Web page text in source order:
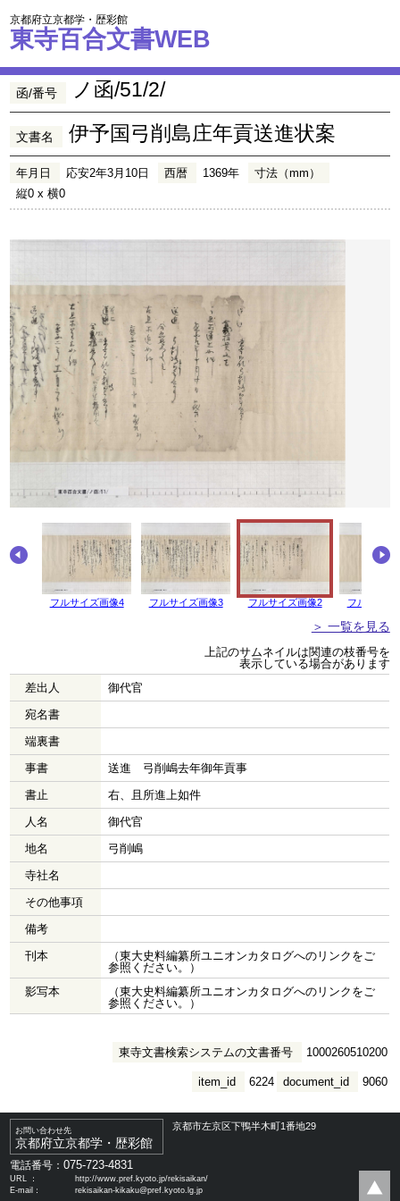
京都府立京都学・歴彩館
東寺百合文書WEB
函/番号 ノ函/51/2/
文書名 伊予国弓削島庄年貢送進状案
年月日 応安2年3月10日 西暦 1369年
寸法（mm）
縦0 x 横0
フルサイズ画像4 フルサイズ画像3 フルサイズ画像2 フルサイズ
＞ 一覧を見る
上記のサムネイルは関連の枝番号を
表示している場合があります
差出人
御代官
宛名書
端裏書
事書
送進 弓削嶋去年御年貢事
書止
右、且所進上如件
人名
御代官
地名
弓削嶋
寺社名
その他事項
備考
刊本
（東大史料編纂所ユニオンカタログへのリンクをご
参照ください。）
影写本
（東大史料編纂所ユニオンカタログへのリンクをご
参照ください。）
東寺文書検索システムの文書番号 1000260510200
document_id 9060
item_id 6224
お問い合わせ先
京都府立京都学・歴彩館
京都市左京区下鴨半木町1番地29
電話番号：075-723-4831
URL ：
http://www.pref.kyoto.jp/rekisaikan/
E-mail：
rekisaikan-kikaku@pref.kyoto.lg.jp